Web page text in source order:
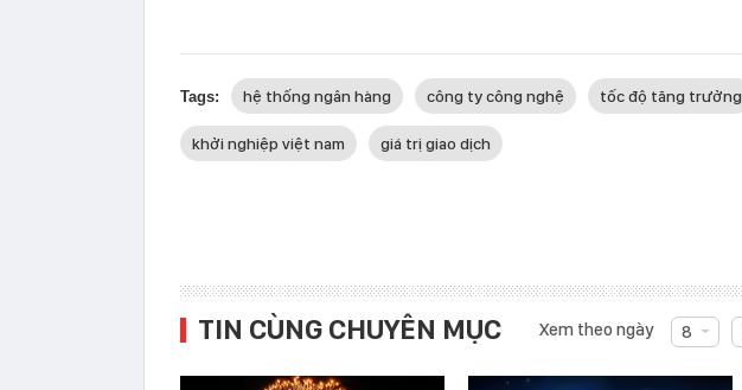
Tags: hệ thống ngân hàng công ty công nghệ tốc độ tăng trưởng
khởi nghiệp việt nam giá trị giao dịch
TIN CÙNG CHUYÊN MỤC Xem theo ngày 8